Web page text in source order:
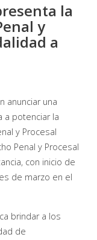
la
y
a
anunciar una
a potenciar la
y Procesal
Penal y Procesal
con inicio de
de marzo en el
brindar a los
de